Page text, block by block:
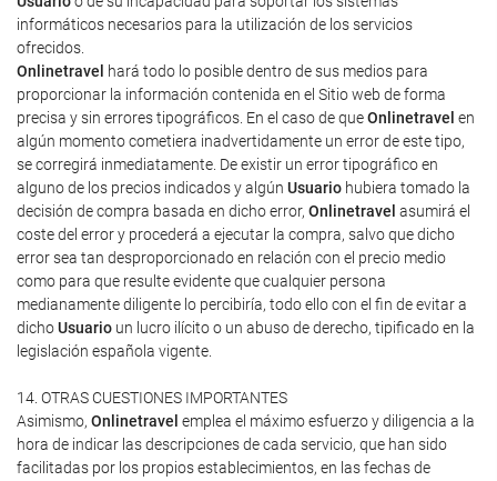
informáticos necesarios para la utilización de los servicios
ofrecidos.
Onlinetravel
hará todo lo posible dentro de sus medios para
proporcionar la información contenida en el Sitio web de forma
precisa y sin errores tipográficos. En el caso de queOnlinetravel en
algún momento cometiera inadvertidamente un error de este tipo,
se corregirá inmediatamente. De existir un error tipográfico en
alguno de los precios indicados y algún Usuario hubiera tomado la
decisión de compra basada en dicho error, Onlinetravel asumirá el
coste del error y procederá a ejecutar la compra, salvo que dicho
error sea tan desproporcionado en relación con el precio medio
como para que resulte evidente que cualquier persona
medianamente diligente lo percibiría, todo ello con el fin de evitar a
dichoUsuario un lucro ilícito o un abuso de derecho, tipificado en la
legislación española vigente.
14. OTRAS CUESTIONES IMPORTANTES
Asimismo, Onlinetravel emplea el máximo esfuerzo y diligencia a la
hora de indicar las descripciones de cada servicio, que han sido
facilitadas por los propios establecimientos, en las fechas de